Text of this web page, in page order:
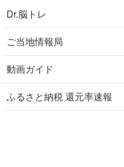
Dr.脳トレ
ご当地情報局
動画ガイド
ふるさと納税 還元率速報